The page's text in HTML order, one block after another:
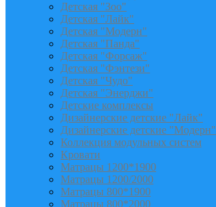
Детская "Зоо"
Детская "Лайк"
Детская "Модерн"
Детская "Панда"
Детская "Форсаж"
Детская "Фэнтези"
Детская "Чудо"
Детская "Энерджи"
Детские комплексы
Дизайнерские детские "Лайк"
Дизайнерские детские "Модерн"
Коллекция модульных систем
Кровати
Матрацы 1200*1900
Матрацы 1200/2000
Матрацы 800*1900
Матрацы 800*2000